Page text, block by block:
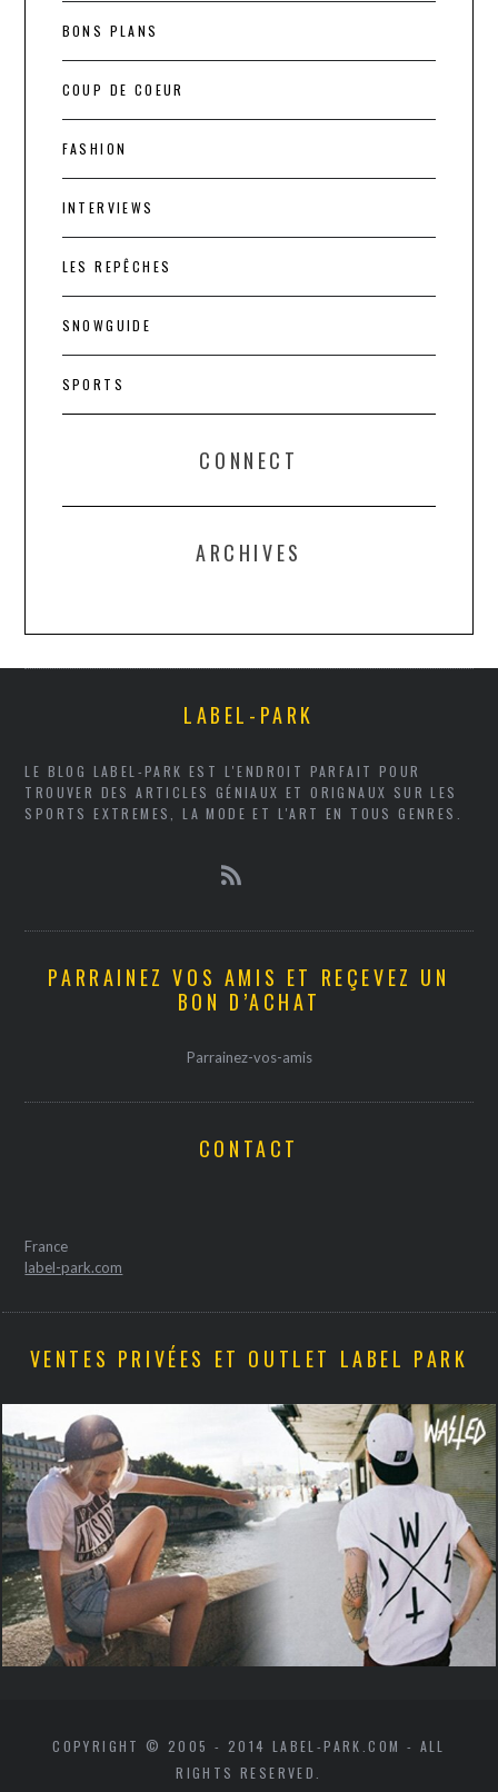
BONS PLANS
COUP DE COEUR
FASHION
INTERVIEWS
LES REPÊCHES
SNOWGUIDE
SPORTS
CONNECT
ARCHIVES
LABEL-PARK
LE BLOG LABEL-PARK EST L'ENDROIT PARFAIT POUR
TROUVER DES ARTICLES GÉNIAUX ET ORIGNAUX SUR LES
SPORTS EXTREMES, LA MODE ET L'ART EN TOUS GENRES.
PARRAINEZ VOS AMIS ET REÇEVEZ UN
BON D’ACHAT
Parrainez-vos-amis
CONTACT
France
label-park.com
VENTES PRIVÉES ET OUTLET LABEL PARK
COPYRIGHT © 2005 - 2014 LABEL-PARK.COM - ALL
RIGHTS RESERVED.